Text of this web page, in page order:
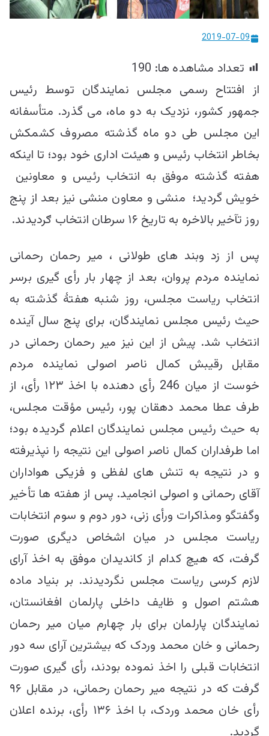
ییزو څېړنو
2019-07-09
تعداد مشاهده ها: 190
از افتتاح رسمی مجلس نمایندگان توسط رئیس
جمهور کشور، نزدیک به دو ماه، می گذرد. متأسفانه
این مجلس طی دو ماه گذشته مصروف کشمکش
بخاطر انتخاب رئیس و هیئت اداری خود بود؛ تا اینکه
هفته گذشته موفق به انتخاب رئیس و معاونین
خویش گردید؛ منشی و معاون منشی نیز بعد از پنج
روز تآخیر بالاخره به تاریخ ۱۶ سرطان انتخاب ګردیدند.
پس از زد وبند های طولانی ، میر رحمان رحمانی
نماینده مردم پروان، بعد از چهار بار رأی گیری برسر
انتخاب ریاست مجلس، روز شنبه هفتۀ گذشته به
حیث رئیس مجلس نمایندگان، برای پنج سال آینده
انتخاب شد. پیش از این نیز میر رحمان رحمانی در
مقابل رقیبش کمال ناصر اصولی نماینده مردم
خوست از میان 246 رأی دهنده با اخذ ۱۲۳ رأی، از
طرف عطا محمد دهقان پور، رئیس مؤقت مجلس،
به حیث رئیس مجلس نمایندگان اعلام گردیده بود؛
اما طرفداران کمال ناصر اصولی این نتیجه را نپذیرفته
و در نتیجه به تنش های لفظی و فزیکی هواداران
آقای رحمانی و اصولی انجامید. پس از هفته ها تأخیر
وگفتگو ومذاکرات ورأی زنی، دور دوم و سوم انتخابات
ریاست مجلس در میان اشخاص دیگری صورت
گرفت، که هیچ کدام از کاندیدان موفق به اخذ آرای
لازم کرسی ریاست مجلس نگردیدند. بر بنیاد ماده
هشتم اصول و ظایف داخلی پارلمان افغانستان،
نمایندگان پارلمان برای بار چهارم میان میر رحمان
رحمانی و خان محمد وردک که بیشترین آرای سه دور
انتخابات قبلی را اخذ نموده بودند، رأی گیری صورت
گرفت که در نتیجه میر رحمان رحمانی، در مقابل ۹۶
رأی خان محمد وردک، با اخذ ۱۳۶ رأی، برنده اعلان